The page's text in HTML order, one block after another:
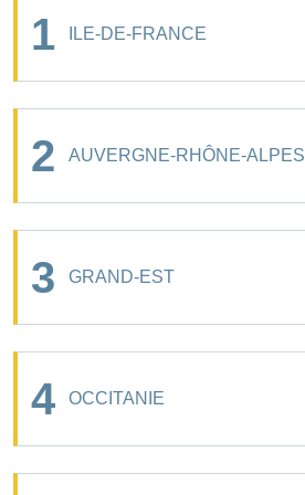
1 ILE-DE-FRANCE
2 AUVERGNE-RHÔNE-ALPES
3 GRAND-EST
4 OCCITANIE